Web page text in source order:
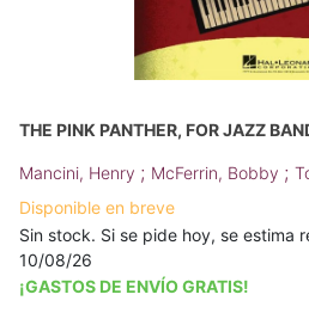
THE PINK PANTHER, FOR JAZZ
Mancini, Henry ; McFerrin, Bobby ;
Disponible en breve
Sin stock. Si se pide hoy, se estima
10/08/26
¡GASTOS DE ENVÍO GRATIS!